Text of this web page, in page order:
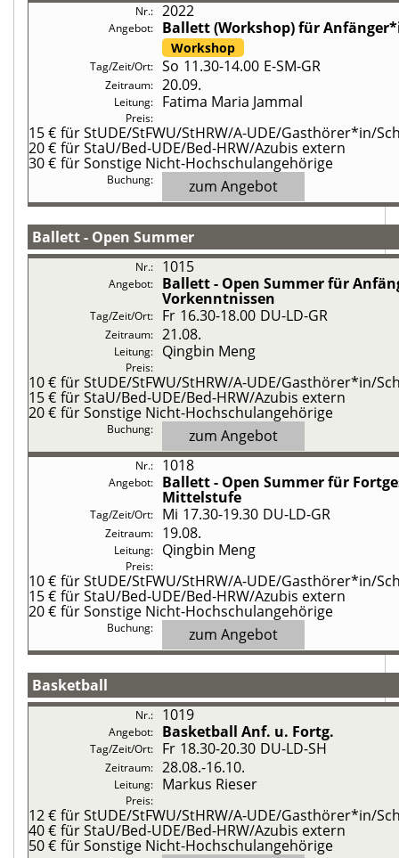
2022
Ballett (Workshop)für
Workshop
So 11.30-14.00 E-SM-GR
20.09.
Fatima Maria Jammal
15 € für StUDE/StFWU/StHRW/A-UDE/Gasthörer*in/
20 € für StaU/Bed-UDE/Bed-HRW/Azubis extern
30 € für Sonstige Nicht-Hochschulangehörige
zum Angebot
Ballett - Open Summer
1015
Ballett - Open Summerfür
Vorkenntnissen
Fr 16.30-18.00 DU-LD-GR
21.08.
Qingbin Meng
10 € für StUDE/StFWU/StHRW/A-UDE/Gasthörer*in/
15 € für StaU/Bed-UDE/Bed-HRW/Azubis extern
20 € für Sonstige Nicht-Hochschulangehörige
zum Angebot
1018
Ballett - Open Summerfür
Mittelstufe
Mi 17.30-19.30 DU-LD-GR
19.08.
Qingbin Meng
10 € für StUDE/StFWU/StHRW/A-UDE/Gasthörer*in/
15 € für StaU/Bed-UDE/Bed-HRW/Azubis extern
20 € für Sonstige Nicht-Hochschulangehörige
zum Angebot
Basketball
1019
Basketball Anf. u. Fortg.
Fr 18.30-20.30 DU-LD-SH
28.08.-16.10.
Markus Rieser
12 € für StUDE/StFWU/StHRW/A-UDE/Gasthörer*in/
40 € für StaU/Bed-UDE/Bed-HRW/Azubis extern
50 € für Sonstige Nicht-Hochschulangehörige